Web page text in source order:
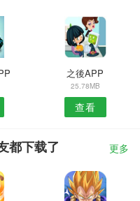
之後APP
25.78MB
查看
都下载了 更多